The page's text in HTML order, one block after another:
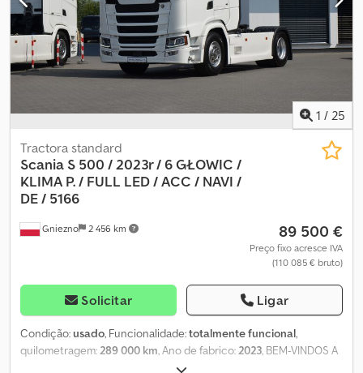
de ré Em excelente estado de conservação Cabine com cama
Controlo interno e externo da betoneira Credpfezly Upjx Aipof
Todas as informações são fornecidas sem garantia, não nos
responsabilizamos por quaisquer erros. Sujeito a venda prévia.
Venda apenas a clientes comerciais. As fotografias foram editadas
1 / 25
Gniezno 2 456 km
Tractora standard
Scania S 500 / 2023r / 6 GŁOWIC /
KLIMA P. / FULL LED / ACC / NAVI /
DE / 5166
89 500 €
Preço fixo acresce IVA
(110 085 € bruto)
Solicitar Ligar
Condição:usado, Funcionalidade:totalmente funcional,
quilometragem:289 000 km, Ano de fabrico:2023, BEM-VINDOS A
EMPRESA SMUSZKIEWICZ OFERECE: CAMINHÃO TRATOR 4x2